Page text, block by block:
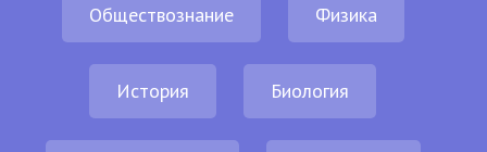
Обществознание Физика
История Биология